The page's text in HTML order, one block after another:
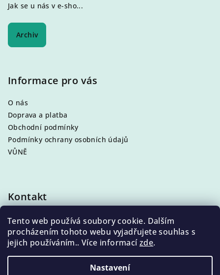
Tento web používá soubory cookie. Dalším
procházením tohoto webu vyjadřujete souhlas s
jejich používáním.. Více informacízde.
Nastavení
Jak se u nás v e-sho...
Archiv
Informace pro vás
O nás
Doprava a platba
Obchodní podmínky
Podmínky ochrany osobních údajů
VŮNĚ
Kontakt
info@eleni.cz
+420 704 868 500